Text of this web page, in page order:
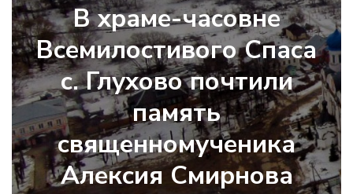
В храме-часовне
Всемилостивого Спаса
с. Глухово почтили
память
священномученика
Алексия Смирнова